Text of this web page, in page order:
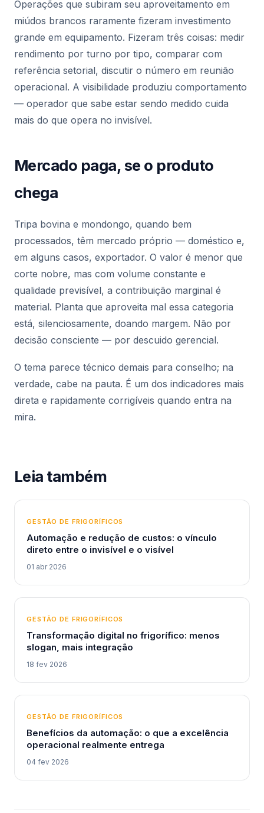
Operações que subiram seu aproveitamento em
miúdos brancos raramente fizeram investimento
grande em equipamento. Fizeram três coisas: medir
rendimento por turno por tipo, comparar com
referência setorial, discutir o número em reunião
operacional. A visibilidade produziu comportamento
— operador que sabe estar sendo medido cuida
mais do que opera no invisível.
Mercado paga, se o produto
chega
Tripa bovina e mondongo, quando bem
processados, têm mercado próprio — doméstico e,
em alguns casos, exportador. O valor é menor que
corte nobre, mas com volume constante e
qualidade previsível, a contribuição marginal é
material. Planta que aproveita mal essa categoria
está, silenciosamente, doando margem. Não por
decisão consciente — por descuido gerencial.
O tema parece técnico demais para conselho; na
verdade, cabe na pauta. É um dos indicadores mais
direta e rapidamente corrigíveis quando entra na
mira.
Leia também
GESTÃO DE FRIGORÍFICOS
Automação e redução de custos: o vínculo
direto entre o invisível e o visível
01 abr 2026
GESTÃO DE FRIGORÍFICOS
Transformação digital no frigorífico: menos
slogan, mais integração
18 fev 2026
GESTÃO DE FRIGORÍFICOS
Benefícios da automação: o que a excelência
operacional realmente entrega
04 fev 2026